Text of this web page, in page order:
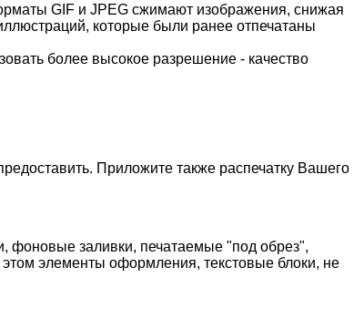
GIF и JPEG сжимают изображения, снижая
которые были ранее отпечатаны
более высокое разрешение - качество
Приложите также распечатку Вашего
фоновые заливки, печатаемые "под обрез",
элементы оформления, текстовые блоки, не